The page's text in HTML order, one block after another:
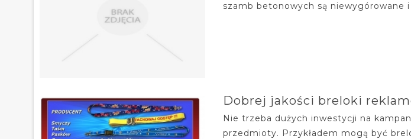
szamb betonowych są niewygórowane
Dobrej jakości breloki
Nie trzeba dużych inwestycji na
przedmioty. Przykładem mogą być